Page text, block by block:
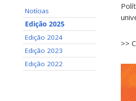
Notícias
Edição 2025
Edição 2024
Edição 2023
Edição 2022
>>